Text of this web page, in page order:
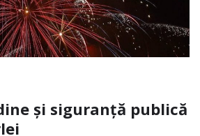
și siguranță publică